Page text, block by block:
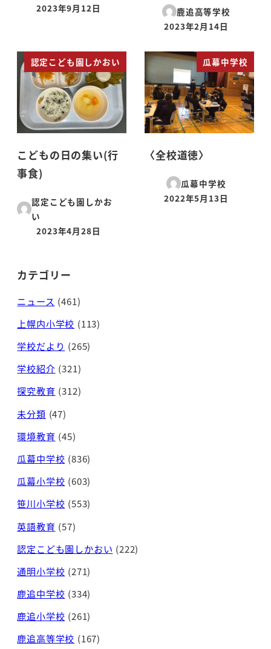
投稿日
2023年9月12日
鹿追高等学校
投稿日
2023年2月14日
認定こども園しかおい
こどもの日の集い(行
事食)
認定こども園しかお
い
投稿日
2023年4月28日
瓜幕中学校
〈全校道徳〉
瓜幕中学校
投稿日
2022年5月13日
カテゴリー
ニュース (461)
上幌内小学校 (113)
学校だより (265)
学校紹介 (321)
探究教育 (312)
未分類 (47)
環境教育 (45)
瓜幕中学校 (836)
瓜幕小学校 (603)
笹川小学校 (553)
英語教育 (57)
認定こども園しかおい (222)
通明小学校 (271)
鹿追中学校 (334)
鹿追小学校 (261)
鹿追高等学校 (167)